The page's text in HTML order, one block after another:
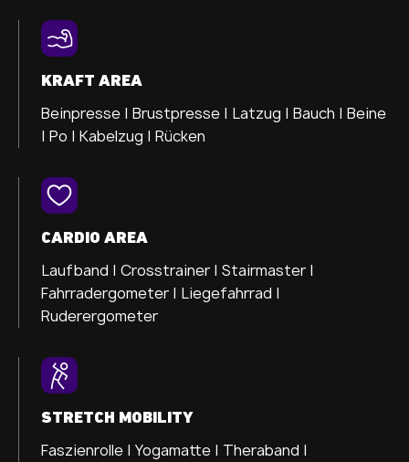
KRAFT AREA
Beinpresse | Brustpresse | Latzug | Bauch | Beine
| Po | Kabelzug | Rücken
CARDIO AREA
Laufband | Crosstrainer | Stairmaster |
Fahrradergometer | Liegefahrrad |
Ruderergometer
STRETCH MOBILITY
Faszienrolle | Yogamatte | Theraband |